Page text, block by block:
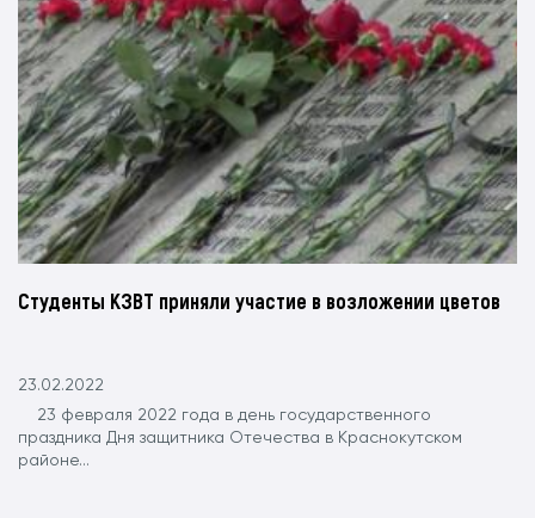
Студенты КЗВТ приняли участие в возложении цветов
23.02.2022
23 февраля 2022 года в день государственного
праздника Дня защитника Отечества в Краснокутском
районе...